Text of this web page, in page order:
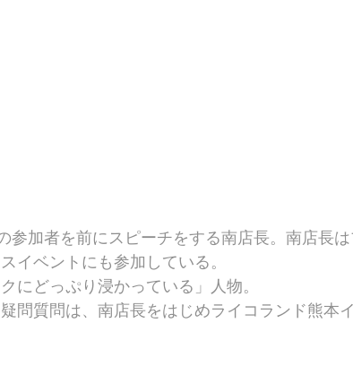
参加者を前にスピーチをする南店長。南店長
イベントにも参加している。
にどっぷり浸かっている」人物。
問質問は、南店長をはじめライコランド熊本